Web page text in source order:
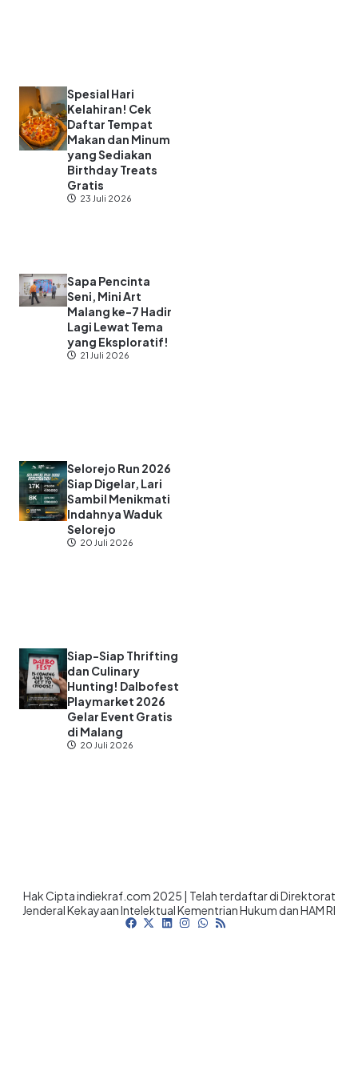
Spesial Hari
Kelahiran! Cek
Daftar Tempat
Makan dan Minum
yang Sediakan
Birthday Treats
Gratis
23 Juli 2026
Sapa Pencinta
Seni, Mini Art
Malang ke-7 Hadir
Lagi Lewat Tema
yang Eksploratif!
21 Juli 2026
Selorejo Run 2026
Siap Digelar, Lari
Sambil Menikmati
Indahnya Waduk
Selorejo
20 Juli 2026
Siap-Siap Thrifting
dan Culinary
Hunting! Dalbofest
Playmarket 2026
Gelar Event Gratis
di Malang
20 Juli 2026
Hak Cipta indiekraf.com 2025 | Telah terdaftar di Direktorat
Jenderal Kekayaan Intelektual Kementrian Hukum dan HAM RI